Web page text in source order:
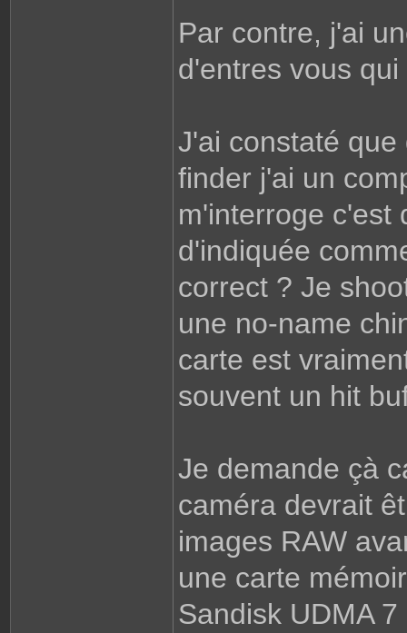
Par contre, j'ai
d'entres vous
J'ai constaté
finder j'ai un
m'interroge c'est
d'indiquée
correct ? Je
une no-name
carte est
souvent un hit
Je demande çà
caméra devrait
images RAW
une carte
Sandisk UDMA